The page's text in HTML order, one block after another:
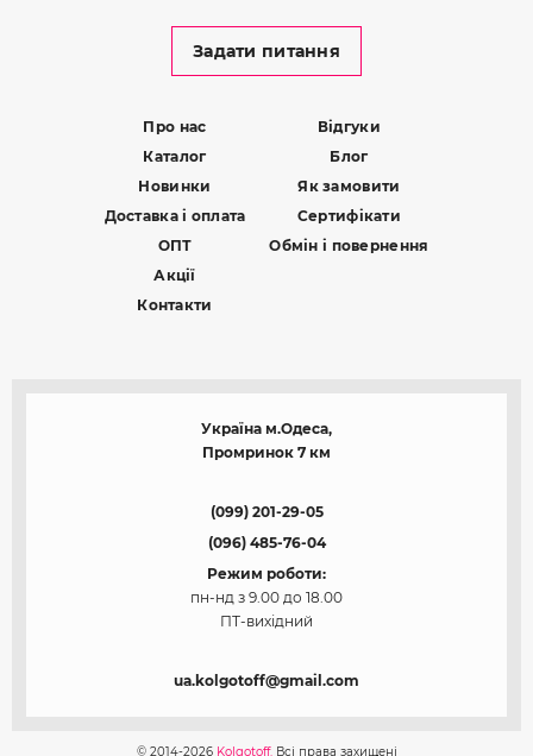
Задати питання
Про нас
Каталог
Новинки
Доставка і оплата
ОПТ
Акції
Контакти
Відгуки
Блог
Як замовити
Сертифікати
Обмін і повернення
Україна м.Одеса,
Промринок 7 км
(099) 201-29-05
(096) 485-76-04
Режим роботи:
пн-нд з 9.00 до 18.00
ПТ-вихідний
ua.kolgotoff@gmail.com
© 2014-2026 Kolgotoff.Всі права захищені